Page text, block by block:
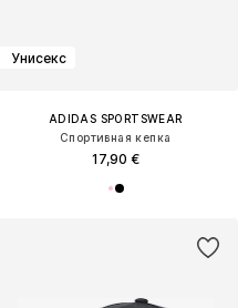
Унисекс
ADIDAS SPORTSWEAR
Спортивная кепка
17,90 €